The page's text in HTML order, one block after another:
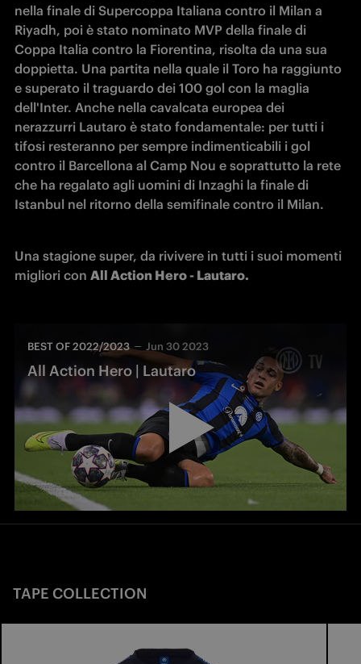
nella finale di Supercoppa Italiana contro il Milan a
Riyadh, poi è stato nominato MVP della finale di
Coppa Italia contro la Fiorentina, risolta da una sua
doppietta. Una partita nella quale il Toro ha raggiunto
e superato il traguardo dei 100 gol con la maglia
dell'Inter. Anche nella cavalcata europea dei
nerazzurri Lautaro è stato fondamentale: per tutti i
tifosi resteranno per sempre indimenticabili i gol
contro il Barcellona al Camp Nou e soprattutto la rete
che ha regalato agli uomini di Inzaghi la finale di
Istanbul nel ritorno della semifinale contro il Milan.
Una stagione super, da rivivere in tutti i suoi momenti
migliori con All Action Hero - Lautaro.
BEST OF 2022/2023 Jun 30 2023
All Action Hero | Lautaro
TAPE COLLECTION